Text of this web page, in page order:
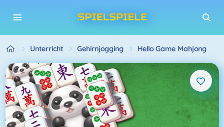
Unterricht Gehirnjogging Hello Game Mahjong